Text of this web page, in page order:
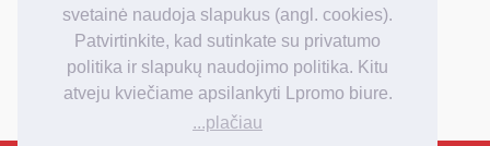
svetainė naudoja slapukus (angl. cookies).
Patvirtinkite, kad sutinkate su privatumo
politika ir slapukų naudojimo politika. Kitu
atveju kviečiame apsilankyti Lpromo biure.
...plačiau
Kaip užsakyti
Užsakymo apmokėjimas
Užsakymo pristatymas